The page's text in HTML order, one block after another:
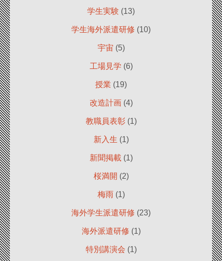
学生実験 (13)
学生海外派遣研修 (10)
宇宙 (5)
工場見学 (6)
授業 (19)
改造計画(4)
教職員表彰(1)
新入生 (1)
新聞掲載 (1)
桜満開 (2)
梅雨(1)
海外学生派遣研修 (23)
海外派遣研修 (1)
特別講演会 (1)